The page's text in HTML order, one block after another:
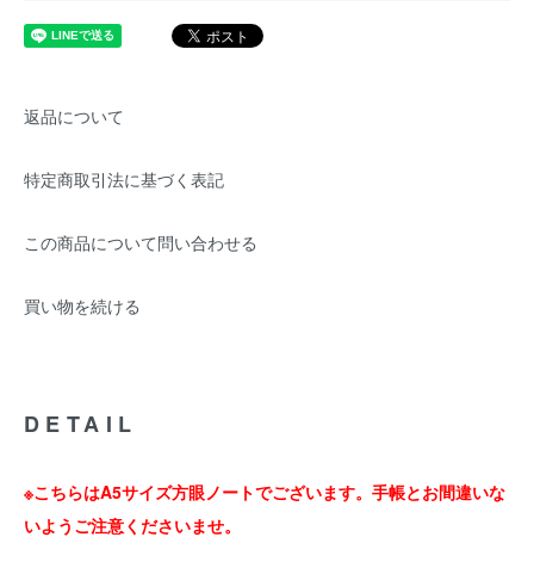
返品について
特定商取引法に基づく表記
この商品について問い合わせる
買い物を続ける
DETAIL
※こちらはA5サイズ方眼ノートでございます。手帳とお間違いな
いようご注意くださいませ。